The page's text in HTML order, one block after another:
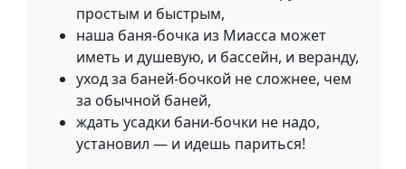
простым и быстрым,
наша баня-бочка из Миасса может
иметь и душевую, и бассейн, и веранду,
уход за баней-бочкой не сложнее, чем
за обычной баней,
ждать усадки бани-бочки не надо,
установил — и идешь париться!